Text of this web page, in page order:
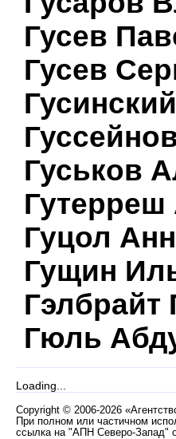
Гусев
Гусев
Гуськов
Гутерреш
Гуцол
Гущин
Гэлбрайт
Гюль
Loading...
Copyright © 2006-2026
При полном или частичном
ссылка на "АПН Северо-Запад"